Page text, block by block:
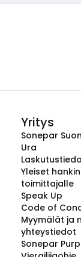
Yritys
Sonepar
Ura
Yleiset
toimittajalle
Speak Up
Code of
Myymälät ja
yhteystiedot
Sonepar